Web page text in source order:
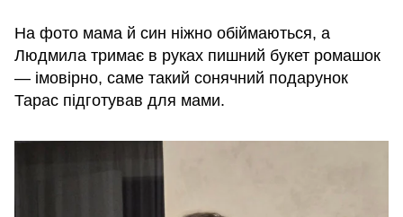
На фото мама й син ніжно обіймаються, а
Людмила тримає в руках пишний букет ромашок
— імовірно, саме такий сонячний подарунок
Тарас підготував для мами.